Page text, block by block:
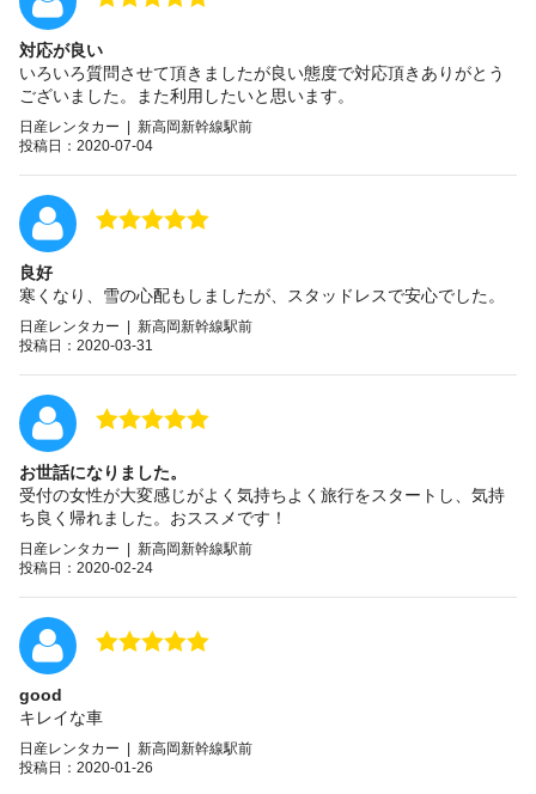
対応が良い
いろいろ質問させて頂きましたが良い態度で対応頂きありがとう
ございました。また利用したいと思います。
日産レンタカー | 新高岡新幹線駅前
投稿日：2020-07-04
良好
寒くなり、雪の心配もしましたが、スタッドレスで安心でした。
日産レンタカー | 新高岡新幹線駅前
投稿日：2020-03-31
お世話になりました。
受付の女性が大変感じがよく気持ちよく旅行をスタートし、気持
ち良く帰れました。おススメです！
日産レンタカー | 新高岡新幹線駅前
投稿日：2020-02-24
good
キレイな車
日産レンタカー | 新高岡新幹線駅前
投稿日：2020-01-26